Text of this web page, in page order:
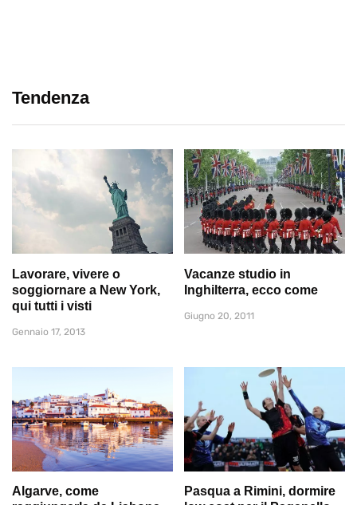
Tendenza
Lavorare, vivere o
soggiornare a New York,
qui tutti i visti
Gennaio 17, 2013
Vacanze studio in
Inghilterra, ecco come
Giugno 20, 2011
Algarve, come
Pasqua a Rimini, dormire